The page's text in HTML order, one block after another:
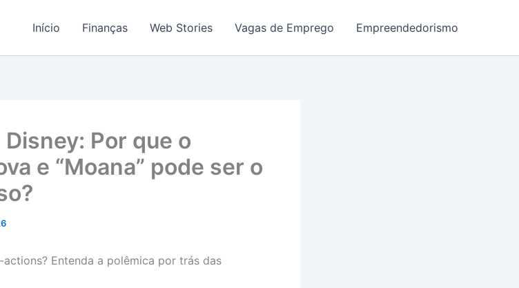
Início Finanças Web Stories Vagas de Emprego Empreendedorismo
Por que o
e “Moana” pode ser o
Entenda a polêmica por trás das